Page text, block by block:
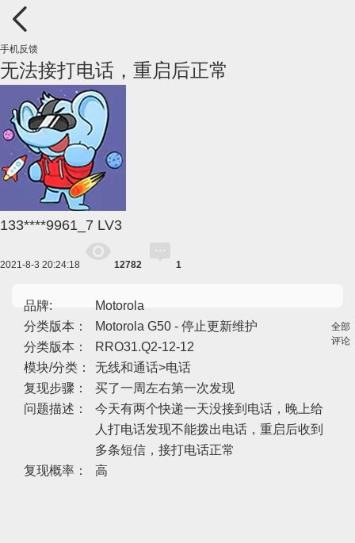
手机反馈
无法接打电话，重启后正常
133****9961_7 LV3
2021-8-3 20:24:18 12782 1
品牌:
Motorola
分类版本：
Motorola G50 - 停止更新维护
分类版本：
RRO31.Q2-12-12
模块/分类：
无线和通话>电话
复现步骤：
买了一周左右第一次发现
问题描述：
今天有两个快递一天没接到电话，晚上给
人打电话发现不能拨出电话，重启后收到
多条短信，接打电话正常
复现概率：
高
全部
评论